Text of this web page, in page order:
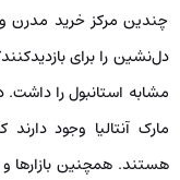
چندین مرکز خرید مدرن
دل‌نشین را برای
مشابه استانبول را داشت.
مارک آنتالیا وجود
هستند. همچنین بازارها